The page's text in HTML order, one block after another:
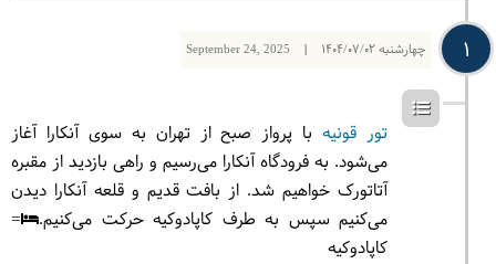
1 چهارشنبه September 24, 2025 | 1404/07/02
تور قونیه با پرواز صبح از تهران به سوی آنکارا آغاز
می‌شود. به فرودگاه آنکارا می‌رسیم و راهی بازدید از مقبره
آتاتورک خواهیم شد. از بافت قدیم و قلعه آنکارا دیدن
می‌کنیم سپس به طرف کاپادوکیه حرکت می‌کنیم.
=
کاپادوکیه